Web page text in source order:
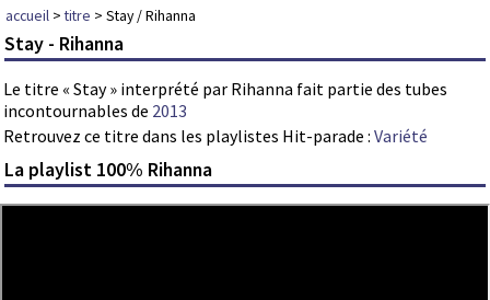
accueil >titre > Stay / Rihanna
Stay - Rihanna
Le titre « Stay » interprété par Rihanna fait partie des tubes
incontournables de 2013
Retrouvez ce titre dans les playlistes Hit-parade : Variété
La playlist 100% Rihanna